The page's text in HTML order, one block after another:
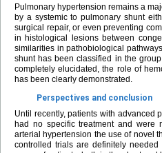
Pulmonary hypertension remains a
by a systemic to pulmonary shunt
surgical repair, or even preventing
in histological lesions between
similarities in pathobiological
shunt has been classified in the
completely elucidated, the role of
has been clearly demonstrated.
Perspectives and conclusion
Until recently, patients with advanced
had no specific treatment and were
arterial hypertension the use of novel
controlled trials are definitely